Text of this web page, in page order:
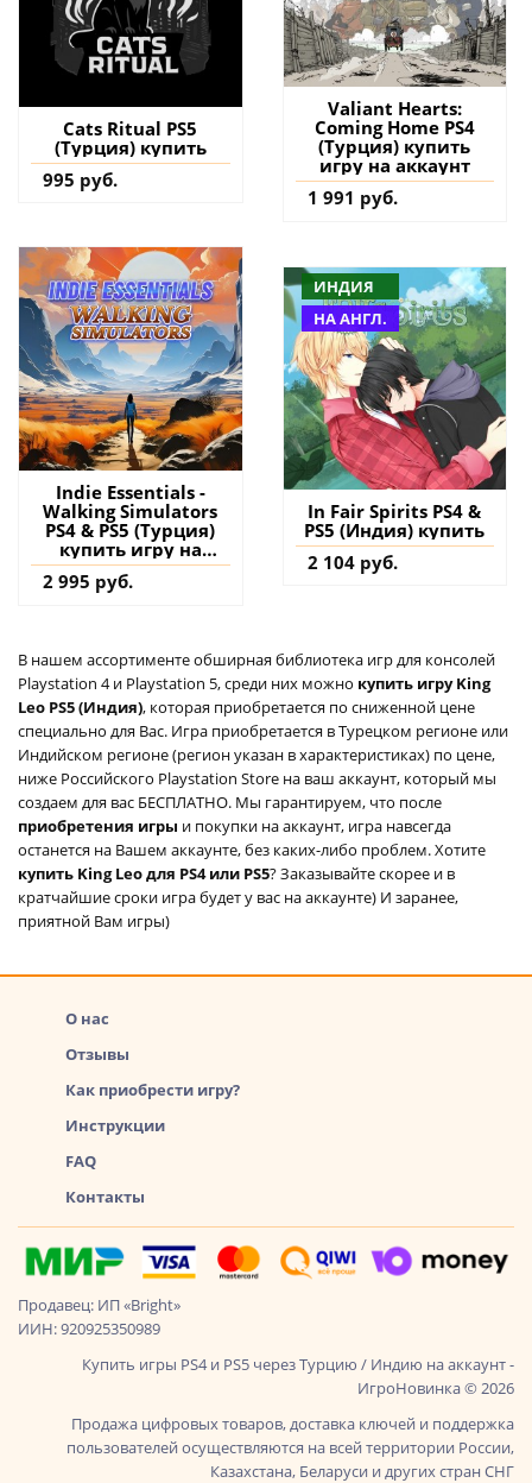
Cats Ritual PS5
(Турция) купить
995 руб.
Valiant Hearts:
Coming Home PS4
(Турция) купить
игру на аккаунт
1 991 руб.
Indie Essentials -
Walking Simulators
PS4 & PS5 (Турция)
купить игру на
аккаунт
2 995 руб.
ИНДИЯ
НА АНГЛ.
In Fair Spirits PS4 &
PS5 (Индия) купить
2 104 руб.
В нашем ассортименте обширная библиотека игр для консолей
Playstation 4 и Playstation 5, среди них можно купить игру King
Leo PS5 (Индия), которая приобретается по сниженной цене
специально для Вас. Игра приобретается в Турецком регионе или
Индийском регионе (регион указан в характеристиках) по цене,
ниже Российского Playstation Store на ваш аккаунт, который мы
создаем для вас БЕСПЛАТНО. Мы гарантируем, что после
приобретения игры и покупки на аккаунт, игра навсегда
останется на Вашем аккаунте, без каких-либо проблем. Хотите
купить King Leo для PS4 или PS5? Заказывайте скорее и в
кратчайшие сроки игра будет у вас на аккаунте) И заранее,
приятной Вам игры)
О нас
Отзывы
Как приобрести игру?
Инструкции
FAQ
Контакты
Продавец: ИП «Bright»
ИИН: 920925350989
Купить игры PS4 и PS5 через Турцию / Индию на аккаунт -
ИгроНовинка © 2026
Продажа цифровых товаров, доставка ключей и поддержка
пользователей осуществляются на всей территории России,
Казахстана, Беларуси и других стран СНГ